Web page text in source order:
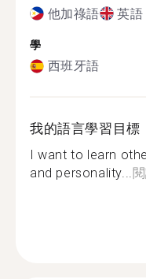
他加祿語 英語
學
西班牙語
我的語言學習目標
I want to learn
and personality...